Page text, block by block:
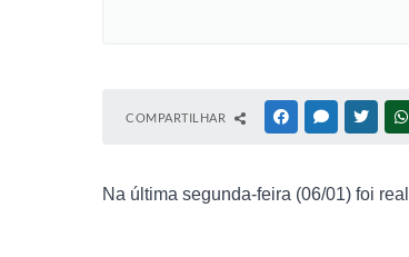
COMPARTILHAR FACEBOOKMESSENGER
Na última segunda-feira (06/01) foi